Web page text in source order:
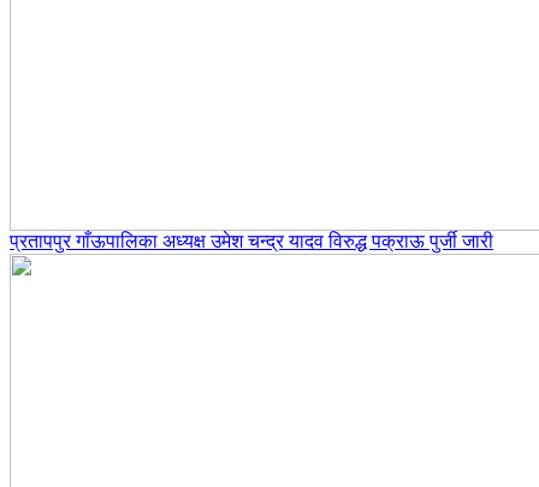
प्रतापपुर गाँऊपालिका अध्यक्ष उमेश चन्द्र यादव विरुद्ध पक्राऊ पुर्जी जारी